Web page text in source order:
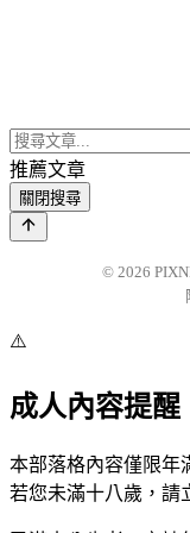
推薦文章
關閉搜尋
© 2026
⚠️
成人內容提醒
本部落格內容僅限年
若您未滿十八歲，請